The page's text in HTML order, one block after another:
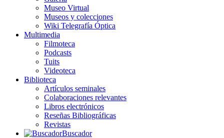
Museo Virtual
Museos y colecciones
Wiki Telegrafía Óptica
Multimedia
Filmoteca
Podcasts
Tuits
Videoteca
Biblioteca
Artículos seminales
Colaboraciones relevantes
Libros electrónicos
Reseñas Bibliográficas
Revistas
Buscador